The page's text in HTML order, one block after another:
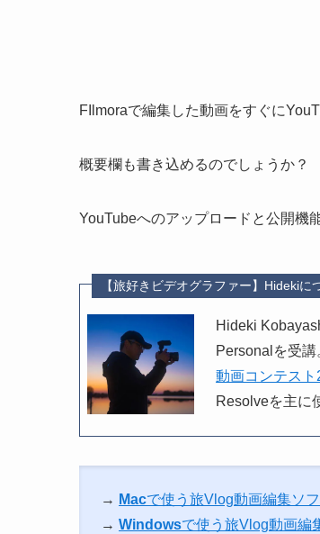
FIlmoraで編集した動画をすぐに
概要欄も書き込めるのでしょうか？
YouTubeへのアップロードと公開機
【旅好きビデオグラファー】Hidekiに
Hideki
Personalを受
動画コンテスト
Resolveを主に
→ Macで使う旅Vlog動画編集ソ
→ Windowsで使う旅Vlog動画編